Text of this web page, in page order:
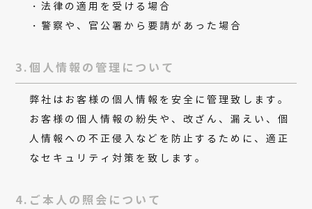
・法律の適用を受ける場合
・警察や、官公署から要請があった場合
3.個人情報の管理について
弊社はお客様の個人情報を安全に管理致します。
お客様の個人情報の紛失や、改ざん、漏えい、個
人情報への不正侵入などを防止するために、適正
なセキュリティ対策を致します。
4.ご本人の照会について